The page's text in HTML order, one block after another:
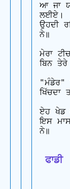
ਆ ਜਾ
ਲਈਏ।
ਉਹਦੀ
ਨੇ॥
ਮੇਰਾ
ਬਿਨ
"ਮੰਡੇਰ"
ਖਿੱਚਦਾ
ਏਹ ਖੇਡ
ਇਸ
ਨੇ॥
ਫਾਡੀ